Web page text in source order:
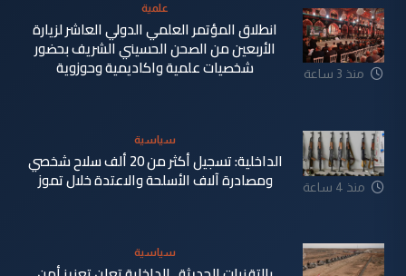
منذ 3 ساعة
علمية
انطلاق المؤتمر العلمي الدولي العاشر لزيارة
الأربعين من الصحن الحسيني الشريف بحضور
شخصيات علمية واكاديمية وحوزوية
منذ 4 ساعة
سياسية
الداخلية: تسجيل أكثر من 20 ألف سلاح شخصي
ومصادرة آلاف الأسلحة والاعتدة خلال تموز
سياسية